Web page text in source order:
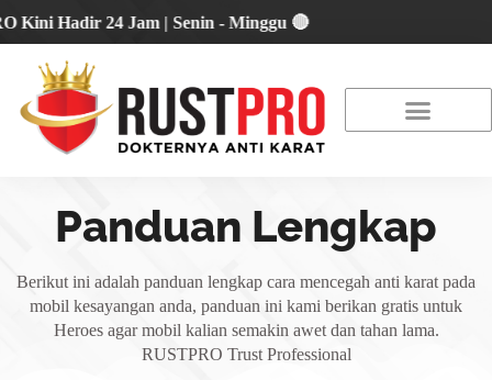
Hadir 24 Jam | Senin - Minggu 🔴
Panduan Lengkap
Berikut ini adalah panduan lengkap cara mencegah anti karat pada
mobil kesayangan anda, panduan ini kami berikan gratis untuk
Heroes agar mobil kalian semakin awet dan tahan lama.
RUSTPRO Trust Professional